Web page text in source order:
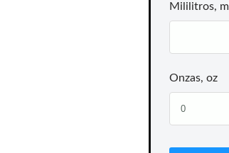
Mililitros, ml
Onzas, oz